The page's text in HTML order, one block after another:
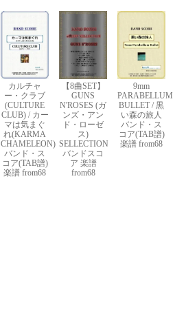
カルチャ
ー・クラブ
(CULTURE
CLUB) / カー
マは気まぐ
れ(KARMA
CHAMELEON)
バンド・ス
コア(TAB譜)
楽譜 from68
【8曲SET】
GUNS
N'ROSES (ガ
ンズ・アン
ド・ローゼ
ス)
SELLECTION
バンドスコ
ア 楽譜
from68
9mm
PARABELLUM
BULLET / 黒
い森の旅人
バンド・ス
コア(TAB譜)
楽譜 from68